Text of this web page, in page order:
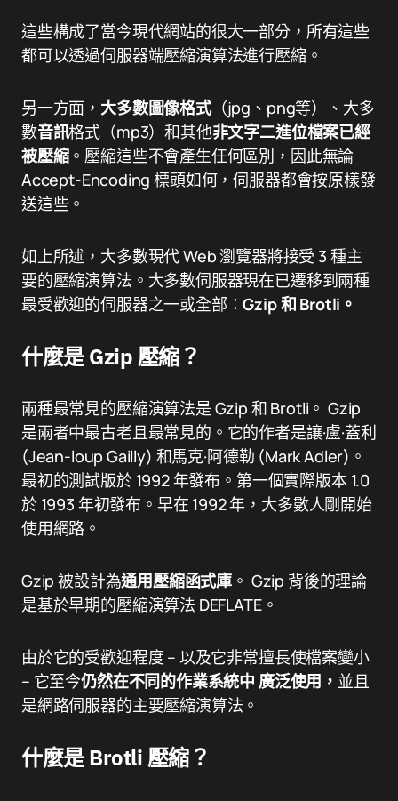
這些構成了當今現代網站的很大一部分，所有這些
都可以透過伺服器端壓縮演算法進行壓縮。
另一方面， 大多數圖像格式（jpg、png等）、大多
數音訊格式（mp3）和其他非文字二進位檔案已經
被壓縮。壓縮這些不會產生任何區別，因此無論
Accept-Encoding 標頭如何，伺服器都會按原樣發
送這些。
如上所述，大多數現代 Web 瀏覽器將接受 3 種主
要的壓縮演算法。大多數伺服器現在已遷移到兩種
最受歡迎的伺服器之一或全部：Gzip 和 Brotli。
什麼是 Gzip 壓縮？
兩種最常見的壓縮演算法是 Gzip 和 Brotli。 Gzip
是兩者中最古老且最常見的。它的作者是讓·盧·蓋利
(Jean-loup Gailly) 和馬克·阿德勒 (Mark Adler)。
最初的測試版於 1992 年發布。第一個實際版本 1.0
於 1993 年初發布。早在 1992 年，大多數人剛開始
使用網路。
Gzip 被設計為通用壓縮函式庫 。 Gzip 背後的理論
是基於早期的壓縮演算法 DEFLATE。
由於它的受歡迎程度 – 以及它非常擅長使檔案變小
– 它至今仍然在不同的作業系統中 廣泛使用， 並且
是網路伺服器的主要壓縮演算法。
什麼是 Brotli 壓縮？